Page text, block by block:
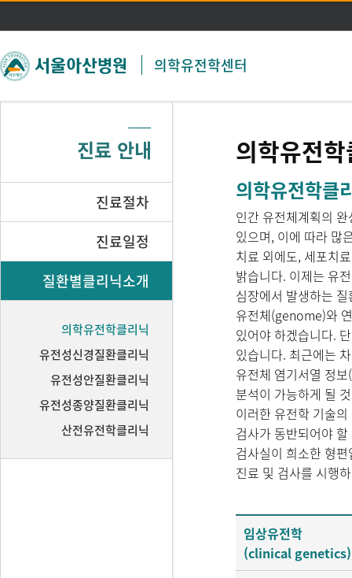
주메뉴 바로가기
본문 바로가기
의학유전학센터
진료 안내
진료절차
진료일정
질환별클리닉소개
의학유전학클리닉
유전성신경질환클리닉
유전성안질환클리닉
유전성종양질환클리닉
산전유전학클리닉
의학유전
의학유전학
인간 유전체계획의
있으며, 이에 따라 많
치료 외에도, 세포치
밝습니다. 이제는 유
심장에서 발생하는
유전체(genome)와
있어야 하겠습니다.
있습니다. 최근에는
유전체 염기서열 정
분석이 가능하게 될
이러한 유전학 기술
검사가 동반되어야
검사실이 희소한 형
진료 및 검사를 시행
임상유전학
(clinical genetics)